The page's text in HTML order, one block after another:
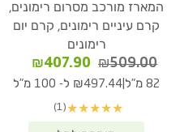
המארז מורכב מסרום רימונים,
קרם עיניים רימונים, קרם יום
רימונים
₪509.00
המחיר
המקורי
₪509.00.
₪407.90
המחיר
הנוכחי
82 מ"ל |₪497.44 ל- 100 מ"ל
★
★
★
★
★
(1)